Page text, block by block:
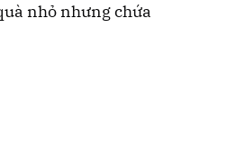
nhỏ nhưng chứa